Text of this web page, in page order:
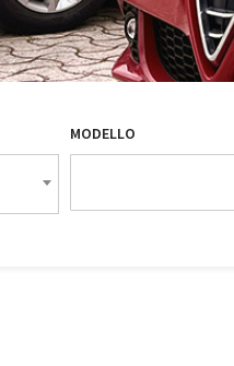
MODELLO